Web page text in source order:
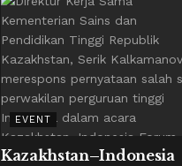
EVENT
Kazakhstan–Indonesia